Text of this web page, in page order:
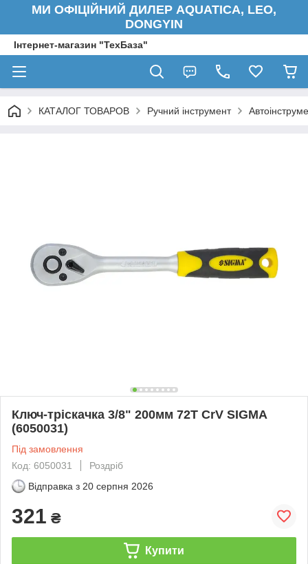
МИ ОФІЦІЙНИЙ ДИЛЕР AQUATICA, LEO,
DONGYIN
Інтернет-магазин "ТехБаза"
КАТАЛОГ ТОВАРОВ Ручний інструмент
Ключ-тріскачка 3/8" 200мм 72T CrV SIGMA
(6050031)
Під замовлення
Код: 6050031
Роздріб
Відправка з 20 серпня 2026
321 ₴
Купити